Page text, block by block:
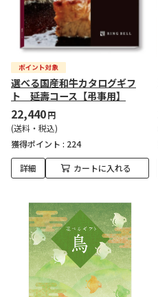
選べる国産和牛カタログギフ
ト 延壽コース【弔事用】
22,440円
(送料・税込)
獲得ポイント : 224
詳細 カートに入れる